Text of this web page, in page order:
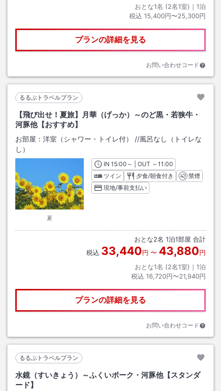
おとな1名 (2名1室)｜ 1泊
税込 15,400円〜25,300円
プランの詳細を見る
お問い合わせコード
るるぶトラベルプラン
【飛び出せ！夏旅】月華（げっか）～のど黒・若狭牛・
河豚他【おすすめ】
お部屋： 洋室（シャワー・トイレ付） //風呂なし（トイレな
し）
夏
INチェックイン
15:00 ～ | OUT チェックアウト
～11:00
ツイン
夕食/朝食付き
禁煙
現地/事前支払い
おとな2名 1泊1部屋 合計
税込 33,440円 〜 43,880円
おとな1名 (2名1室)｜ 1泊
税込 16,720円〜21,940円
プランの詳細を見る
お問い合わせコード
るるぶトラベルプラン
水鏡（すいきょう）～ふくいポーク・河豚他【スタンダ
ード】